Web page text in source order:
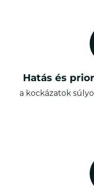
Hatás és
a kockázatok